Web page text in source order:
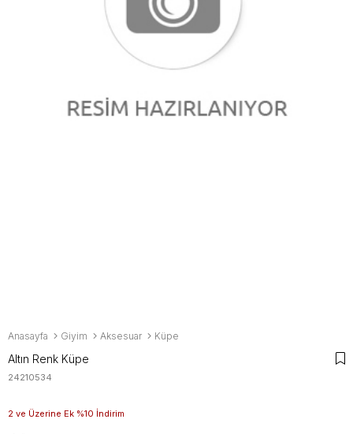
Anasayfa Giyim Aksesuar Küpe
Altın Renk Küpe
24210534
2 ve Üzerine Ek %10 İndirim